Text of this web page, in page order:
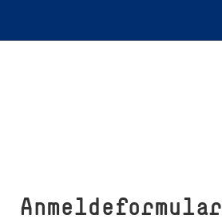
Anmeldeformular